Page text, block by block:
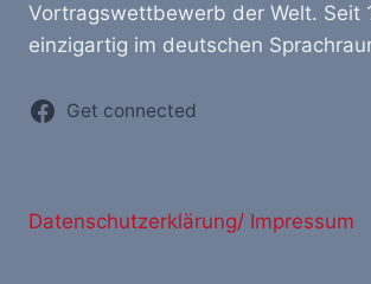
o
t
e
Vortragswettbewerb der Welt. Seit
einzigartig im deutschen
Get connected
Datenschutzerklärung/ Impressum